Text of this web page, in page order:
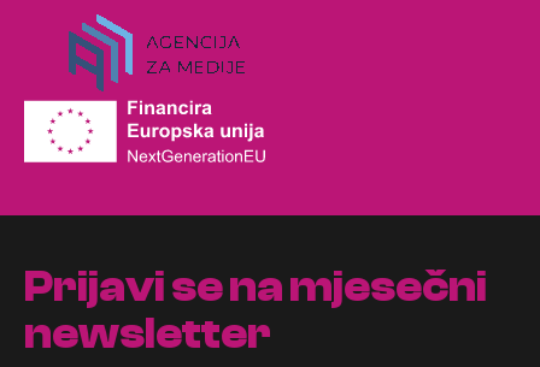
Prijavi se na mjesečni
newsletter